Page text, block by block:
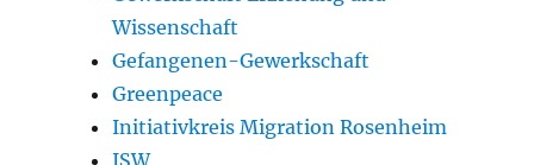
Wissenschaft
Gefangenen-Gewerkschaft
Greenpeace
Initiativkreis Migration Rosenheim
ISW